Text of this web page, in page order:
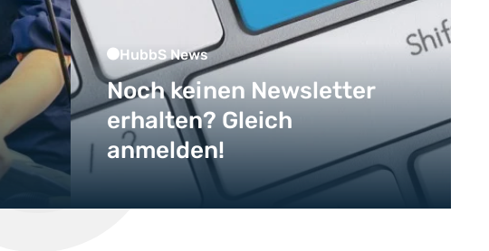
HubbS News
Noch keinen Newsletter
erhalten? Gleich
anmelden!